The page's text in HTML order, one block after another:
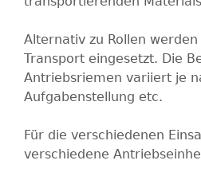
Alternativ zu Rollen
Transport eingesetzt. Die
Antriebsriemen variiert je
Aufgabenstellung etc.
Für die verschiedenen
verschiedene